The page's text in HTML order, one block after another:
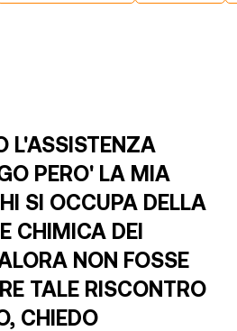
L'ASSISTENZA
PERO' LA MIA
SI OCCUPA DELLA
CHIMICA DEI
NON FOSSE
TALE RISCONTRO
CHIEDO